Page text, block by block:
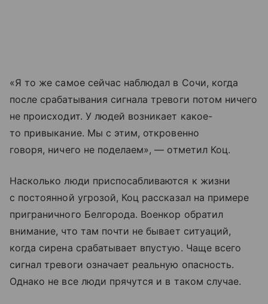
«Я то же самое сейчас наблюдал в Сочи, когда
после срабатывания сигнала тревоги потом ничего
не происходит. У людей возникает какое-
то привыкание. Мы с этим, откровенно
говоря, ничего не поделаем», — отметил Коц.
Насколько люди приспосабливаются к жизни
с постоянной угрозой, Коц рассказал на примере
приграничного Белгорода. Военкор обратил
внимание, что там почти не бывает ситуаций,
когда сирена срабатывает впустую. Чаще всего
сигнал тревоги означает реальную опасность.
Однако не все люди прячутся и в таком случае.